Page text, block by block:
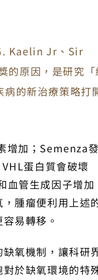
Kaelin Jr、Sir
原因，是研究「
病的新治療策略打
增加；Semenza
蛋白質會破壞
血管生成因子增加
腫瘤便利用上述
易轉移。
氧機制，讓科研
於缺氧環境的特